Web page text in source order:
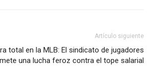
Artículo siguiente
total en la MLB: El sindicato de jugadores
una lucha feroz contra el tope salarial